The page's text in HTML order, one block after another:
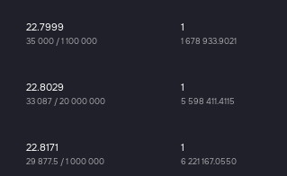
22.7999
35 000 /1 100 000
1
1 678 933.9021
22.8029
33 087 /20 000 000
1
5 598 411.4115
22.8171
29 877.5 /1 000 000
1
6 221 167.0550